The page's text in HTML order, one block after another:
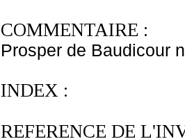
COMMENTAIRE :
Prosper de Baudicour
INDEX :
REFERENCE DE